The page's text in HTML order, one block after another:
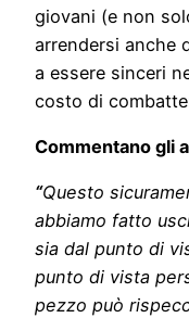
giovani (e non
arrendersi anche
a essere sinceri
costo di
Commentano gli
“Questo
abbiamo fatto
sia dal punto di
punto di vista
pezzo può